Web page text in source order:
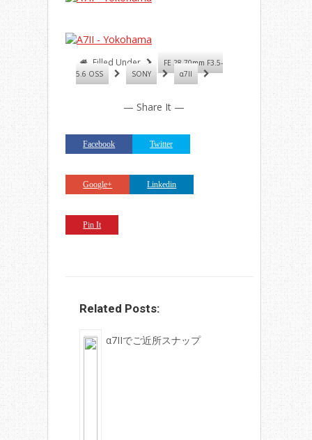
Filled Under
FE 28-70mm F3.5-
5.6 OSS
SONY α7II
— Share It —
Facebook Twitter
Google+ Linkedin
Pin It
Related Posts:
α7IIでご近所スナップ